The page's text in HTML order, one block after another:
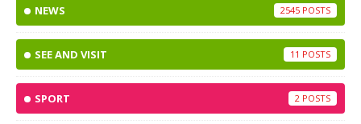
NEWS 2545
SEE AND VISIT 11
SPORT 2